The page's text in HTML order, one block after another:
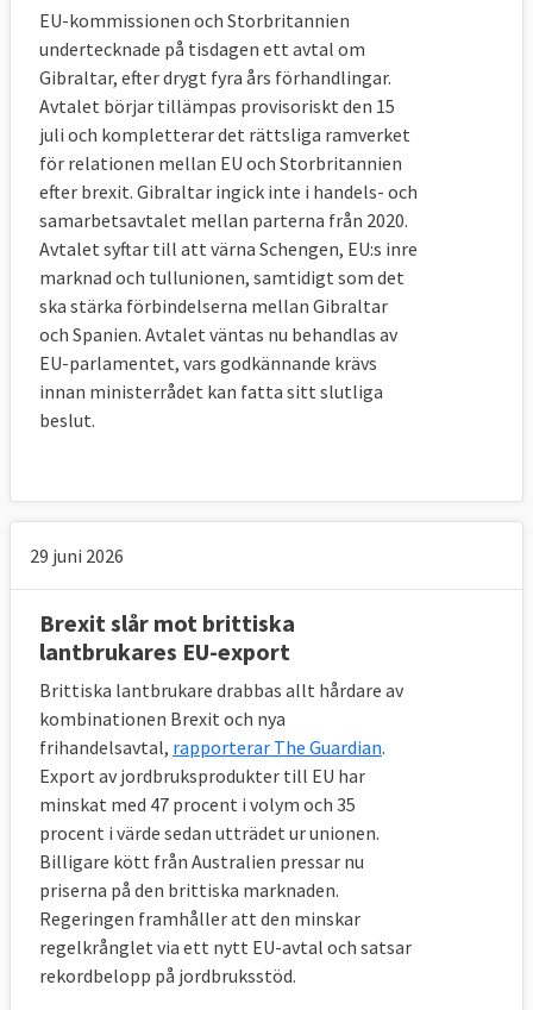
Den direkta orsaken till att Storbritannien
lämnar EU är att en majoritet britter, 51,9
procent mot 48,1 procent, i en
folkomröstning 2016 röstade för brexit.
En i mångas ögon avgörande fråga för
utfallet var en negativ syn på invandring i
Storbritannien. Men det finns även
nationalistiska strömningar som kan förklara
brexit, en uppfattning som kan
sammanfattas med att bara britter ska
bestämma om lagar och regler i
Storbritannien. Läs mer nedan om tidningen
The Telegraphs lista över 20 skäl för brexit.
6. Vad har man enats om i
Efter långa förhandlingar lyckades de båda
sidorna på tjänstemannanivå enas om
villkoren för utträdet i mitten av november
2018. Det är dock ännu osäkert om det
brittiska parlamentet kommer att godkänna
avtalet. Vad som händer om så sker är inte
klart, men EU-sidan har sagt att man inte är
villig att förhandla om avtalet.
Europaportalen har gått igenom de
delarna i utträdesavtalet och vad de väntas
innebära.
7. Vad händer med EU-medborgare i
Storbritannien och brittiska medborgare i
andra EU-länder?
De får (nästan) samma rättigheter som i
EU-kommissionen och Storbritannien
undertecknade på tisdagen ett avtal om
Gibraltar, efter drygt fyra års förhandlingar.
Avtalet börjar tillämpas provisoriskt den 15
juli och kompletterar det rättsliga ramverket
för relationen mellan EU och Storbritannien
efter brexit. Gibraltar ingick inte i handels- och
samarbetsavtalet mellan parterna från 2020.
Avtalet syftar till att värna Schengen, EU:s inre
marknad och tullunionen, samtidigt som det
ska stärka förbindelserna mellan Gibraltar
och Spanien. Avtalet väntas nu behandlas av
EU-parlamentet, vars godkännande krävs
innan ministerrådet kan fatta sitt slutliga
beslut.
29 juni 2026
Brexit slår mot brittiska
lantbrukares EU-export
Brittiska lantbrukare drabbas allt hårdare av
kombinationen Brexit och nya
frihandelsavtal, rapporterar The Guardian.
Export av jordbruksprodukter till EU har
minskat med 47 procent i volym och 35
procent i värde sedan utträdet ur unionen.
Billigare kött från Australien pressar nu
priserna på den brittiska marknaden.
Regeringen framhåller att den minskar
regelkrånglet via ett nytt EU-avtal och satsar
rekordbelopp på jordbruksstöd.